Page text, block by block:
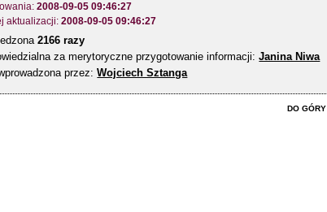
2008-09-05 09:46:27
aktualizacji:2008-09-05 09:46:27
2166 razy
za merytoryczne przygotowanie informacji:Janina Niwa
przez:Wojciech Sztanga
DO GÓRY